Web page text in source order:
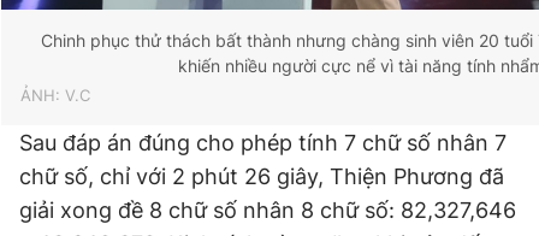
Chinh phục thử thách bất thành nhưng chàng sinh viên 20 tuổi
khiến nhiều người cực nể vì tài năng tính
ẢNH: V.C
Sau đáp án đúng cho phép tính 7 chữ số nhân 7
chữ số, chỉ với 2 phút 26 giây, Thiện Phương đã
giải xong đề 8 chữ số nhân 8 chữ số: 82,327,646